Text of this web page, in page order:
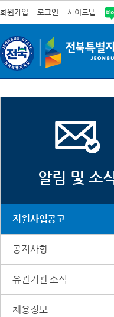
회원가입 로그인 사이트맵
알림 및 소
지원사업공고
공지사항
유관기관 소식
채용정보